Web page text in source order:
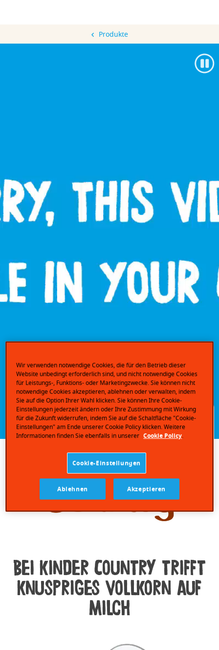
Produkte
Bei kinder Country trifft
knuspriges Vollkorn auf
Milch
Wir verwenden notwendige Cookies, die für den Betrieb dieser
Website unbedingt erforderlich sind, und nicht notwendige Cookies
für Leistungs-, Funktions- oder Marketingzwecke. Sie können nicht
notwendige Cookies akzeptieren, ablehnen oder verwalten, indem
Sie auf die Option Ihrer Wahl klicken. Sie können Ihre Cookie-
Einstellungen jederzeit ändern oder Ihre Zustimmung mit Wirkung
für die Zukunft widerrufen, indem Sie auf die Schaltfläche "Cookie-
Einstellungen" am Ende unserer Cookie Policy klicken. Weitere
Informationen finden Sie ebenfalls in unserer Cookie Policy.
Cookie-Einstellungen
Ablehnen Akzeptieren